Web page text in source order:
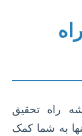
راه تحقیق
به شما کمک